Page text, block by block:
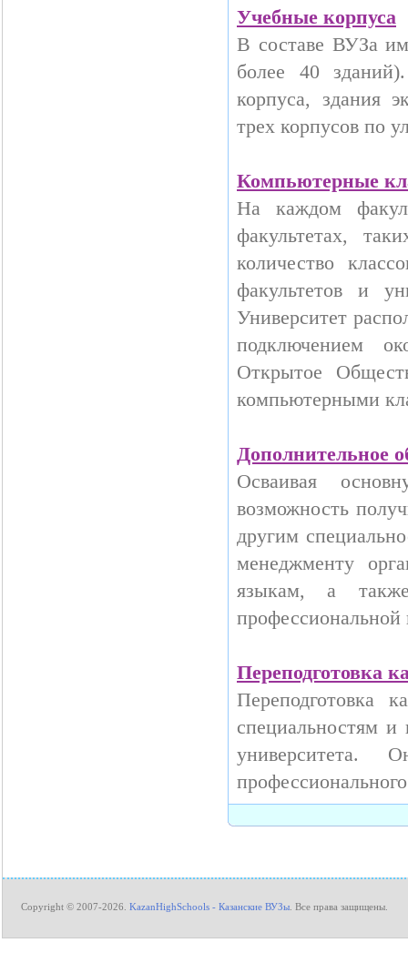
Учебные корпуса
В составе ВУЗа
более 40
корпуса, здания
трех корпусов по
Компьютерные
На каждом
факультетах,
количество
факультетов и
Университет
подключением
Открытое
компьютерными
Дополнительное
Осваивая
возможность
другим
менеджменту
языкам, а
Переподготовка
Переподготовка
специальностям и
университета.
Copyright © 2007-2026. KazanHighSchools - Казанские ВУЗы . Все права защищены.